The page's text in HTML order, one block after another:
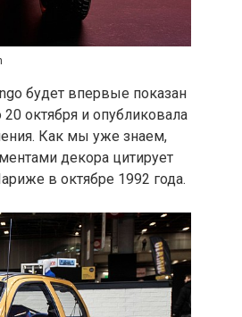
будет впервые показан
октября и опубликовала
Как мы уже знаем,
декора цитирует
в октябре 1992 года.